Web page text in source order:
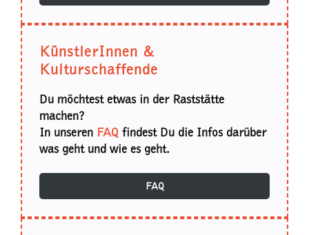
KünstlerInnen &
Kulturschaffende
Du möchtest etwas in der Raststätte
machen?
In unseren FAQ findest Du die Infos darüber
was geht und wie es geht.
FAQ